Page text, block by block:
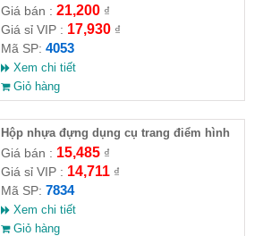
môi để bàn mica ( Ful VAT )
Giá bán : 21,200₫
Giá sỉ VIP : 17,930₫
Mã SP: 4053
Xem chi tiết
Giỏ hàng
Hộp nhựa đựng dụng cụ trang điểm hình
bướm (3 màu)
Giá bán : 15,485₫
Giá sỉ VIP : 14,711₫
Mã SP: 7834
Xem chi tiết
Giỏ hàng